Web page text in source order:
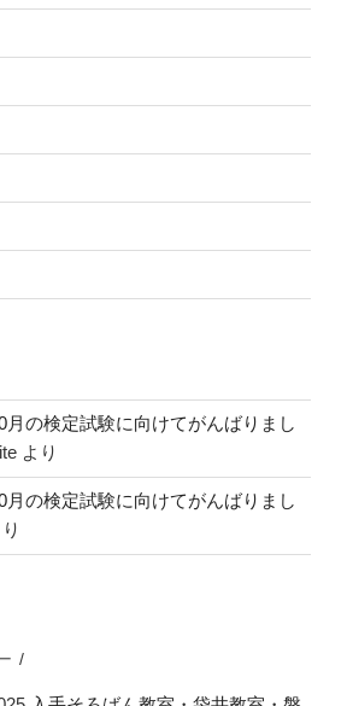
月の検定試験に向けてがんばりまし
より
月の検定試験に向けてがんばりまし